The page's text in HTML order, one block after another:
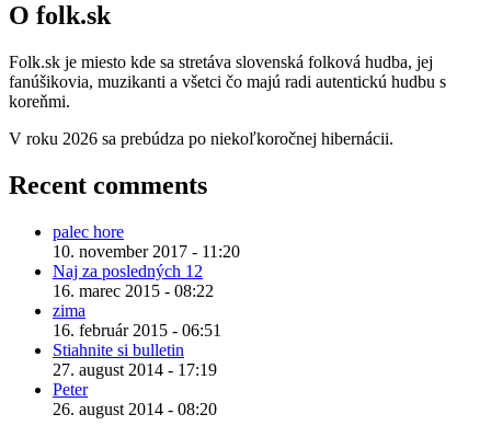
O folk.sk
Folk.sk je miesto kde sa stretáva slovenská folková hudba, jej
fanúšikovia, muzikanti a všetci čo majú radi autentickú hudbu s
koreňmi.
V roku 2026 sa prebúdza po niekoľkoročnej hibernácii.
Recent comments
palec hore
10. november 2017 - 11:20
Naj za posledných 12
16. marec 2015 - 08:22
zima
16. február 2015 - 06:51
Stiahnite si bulletin
27. august 2014 - 17:19
Peter
26. august 2014 - 08:20